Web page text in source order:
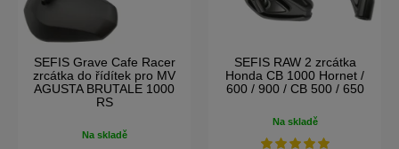
SEFIS Grave Cafe Racer
zrcátka do řídítek pro MV
AGUSTA BRUTALE 1000
RS
Na skladě
SEFIS RAW 2 zrcátka
Honda CB 1000 Hornet /
600 / 900 / CB 500 / 650
Na skladě